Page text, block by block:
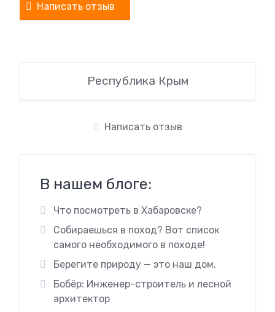
Написать отзыв
Республика Крым
Написать отзыв
В нашем блоге:
Что посмотреть в Хабаровске?
Собираешься в поход? Вот список
самого необходимого в походе!
Берегите природу — это наш дом.
Бобёр: Инженер-строитель и лесной
архитектор